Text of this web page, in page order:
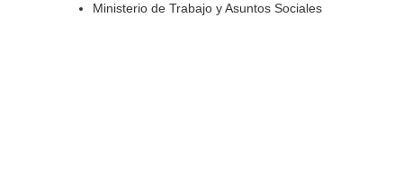
Ministerio de Trabajo y Asuntos Sociales